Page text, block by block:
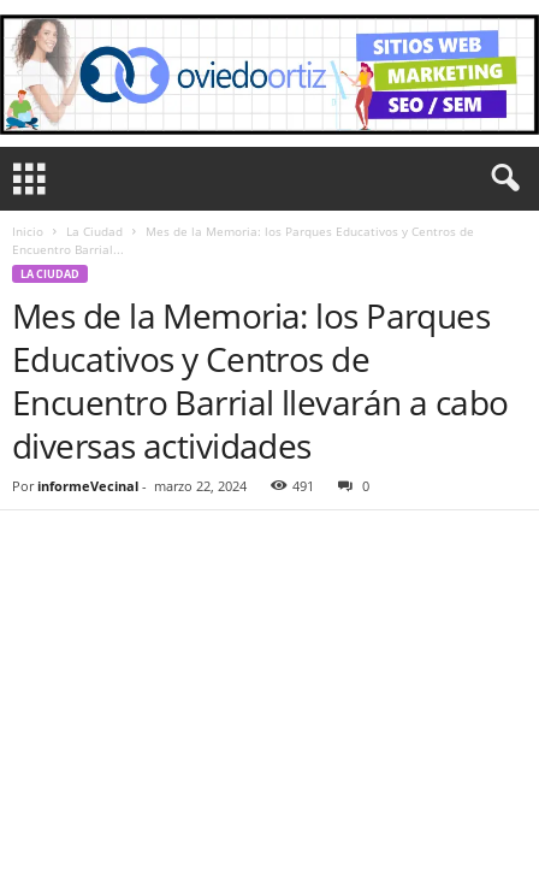
Inicio La Ciudad
Mes de la Memoria: los Parques Educativos y Centros de
Encuentro Barrial...
LA CIUDAD
Mes de la Memoria: los Parques
Educativos y Centros de
Encuentro Barrial llevarán a cabo
diversas actividades
Por informeVecinal - marzo 22, 2024 491 0